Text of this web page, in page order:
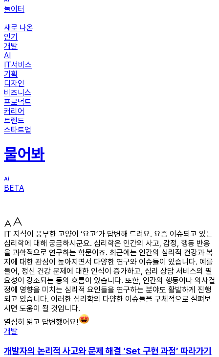
놀이터
새로 나온
인기
개발
AI
IT서비스
기획
디자인
비즈니스
프로덕트
커리어
트렌드
스타트업
물어봐
BETA
IT 지식이 풍부한 고양이 ‘요고’가 답변해 드려요. 요즘 이슈되고 있는
심리학에 대해 궁금하시군요. 심리학은 인간의 사고, 감정, 행동 반응
을 과학적으로 연구하는 학문이죠. 최근에는 인간의 심리적 건강과 복
지에 대한 관심이 높아지면서 다양한 연구와 이슈들이 있습니다. 예를
들어, 정신 건강 문제에 대한 인식이 증가하고, 심리 상담 서비스의 필
요성이 강조되는 등의 흐름이 있습니다. 또한, 인간의 행동이나 의사결
정에 영향을 미치는 심리적 요인들을 연구하는 분야도 활발하게 진행
되고 있습니다. 이러한 심리학의 다양한 이슈들을 구체적으로 살펴보
시면 도움이 될 것입니다.
열심히 읽고 답변했어요!
개발
개발자의 논리적 사고와 문제 해결 ‘Set 구현 과정’ 따라가기